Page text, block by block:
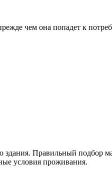
чем она попадет к
Правильный подбор
условия проживания.